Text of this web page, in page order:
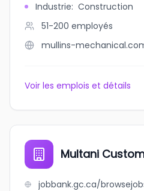
Industrie: Construction
51-200 employés
mullins-
Voir les emplois et détails
Multani